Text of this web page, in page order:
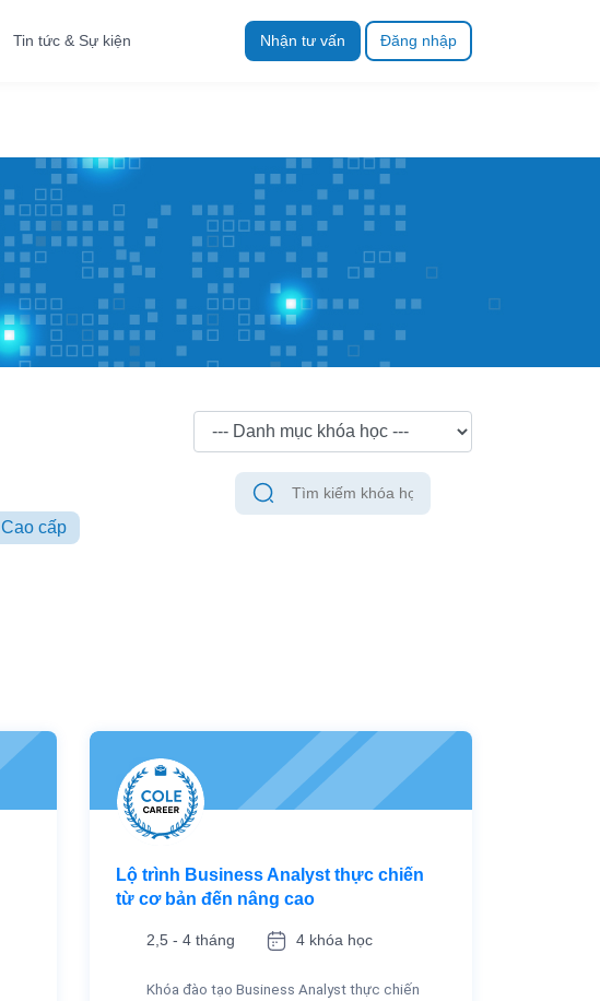
Tin tức & Sự kiện Nhận tư vấn Đăng nhập
Cao cấp
Lộ trình Business Analyst thực chiến
từ cơ bản đến nâng cao
2,5 - 4 tháng 4 khóa học
Khóa đào tạo Business Analyst thực chiến